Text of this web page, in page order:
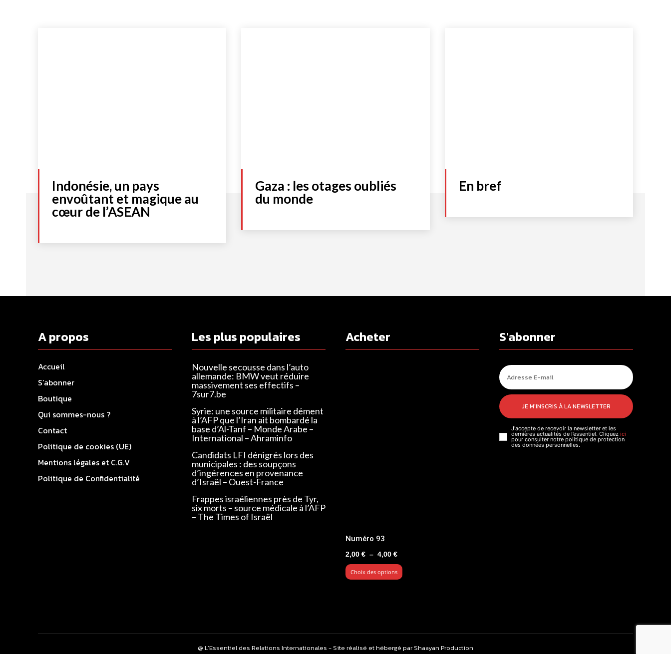
Indonésie, un pays
envoûtant et magique au
cœur de l’ASEAN
Gaza : les otages oubliés
du monde
En bref
A propos
Accueil
S’abonner
Boutique
Qui sommes-nous ?
Contact
Politique de cookies (UE)
Mentions légales et C.G.V
Politique de Confidentialité
Les plus populaires
Nouvelle secousse dans l’auto
allemande: BMW veut réduire
massivement ses effectifs –
7sur7.be
Syrie: une source militaire dément
à l’AFP que l’Iran ait bombardé la
base d’Al-Tanf – Monde Arabe –
International – Ahraminfo
Candidats LFI dénigrés lors des
municipales : des soupçons
d’ingérences en provenance
d’Israël – Ouest-France
Frappes israéliennes près de Tyr,
six morts – source médicale à l’AFP
– The Times of Israël
Acheter
Numéro 93
2,00 € – 4,00 €Plage
de
prix :
Choix des options
S'abonner
JE M'INSCRIS À LA NEWSLETTER
J'accepte de recevoir la newsletter et les
dernières actualités de l’essentiel. Cliquez ici
pour consulter notre politique de protection
des données personnelles.
@ L’Essentiel des Relations Internationales - Site réalisé et hébergé par Shaayan Production